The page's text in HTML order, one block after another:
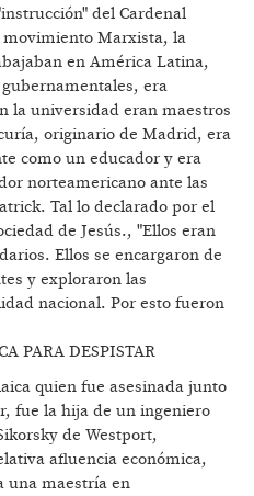
del Cardenal
movimiento Marxista, la
en América Latina,
era
la universidad eran maestros
originario de Madrid, era
como un educador y era
norteamericano ante las
Tal lo declarado por el
de Jesús., "Ellos eran
Ellos se encargaron de
y exploraron las
nacional. Por esto fueron
PARA DESPISTAR
quien fue asesinada junto
fue la hija de un ingeniero
de Westport,
afluencia económica,
una maestría en